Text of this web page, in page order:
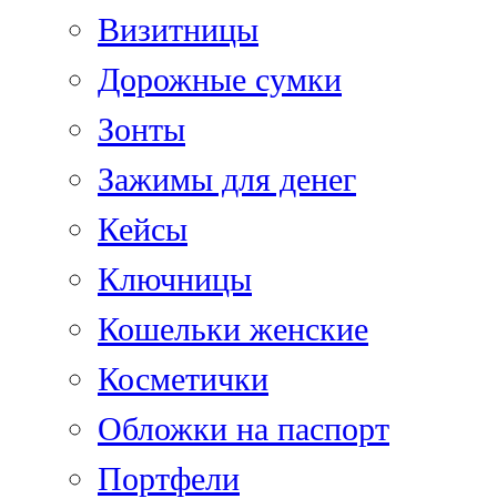
Визитницы
Дорожные сумки
Зонты
Зажимы для денег
Кейсы
Ключницы
Кошельки женские
Косметички
Обложки на паспорт
Портфели